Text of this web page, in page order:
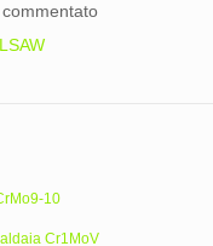
10
Cr1MoV